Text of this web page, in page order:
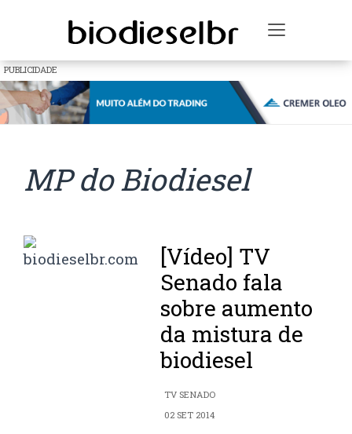
Toggle
PUBLICIDADE
MP do Biodiesel
[Vídeo] TV
Senado fala
sobre aumento
da mistura de
biodiesel
TV SENADO
02 SET 2014